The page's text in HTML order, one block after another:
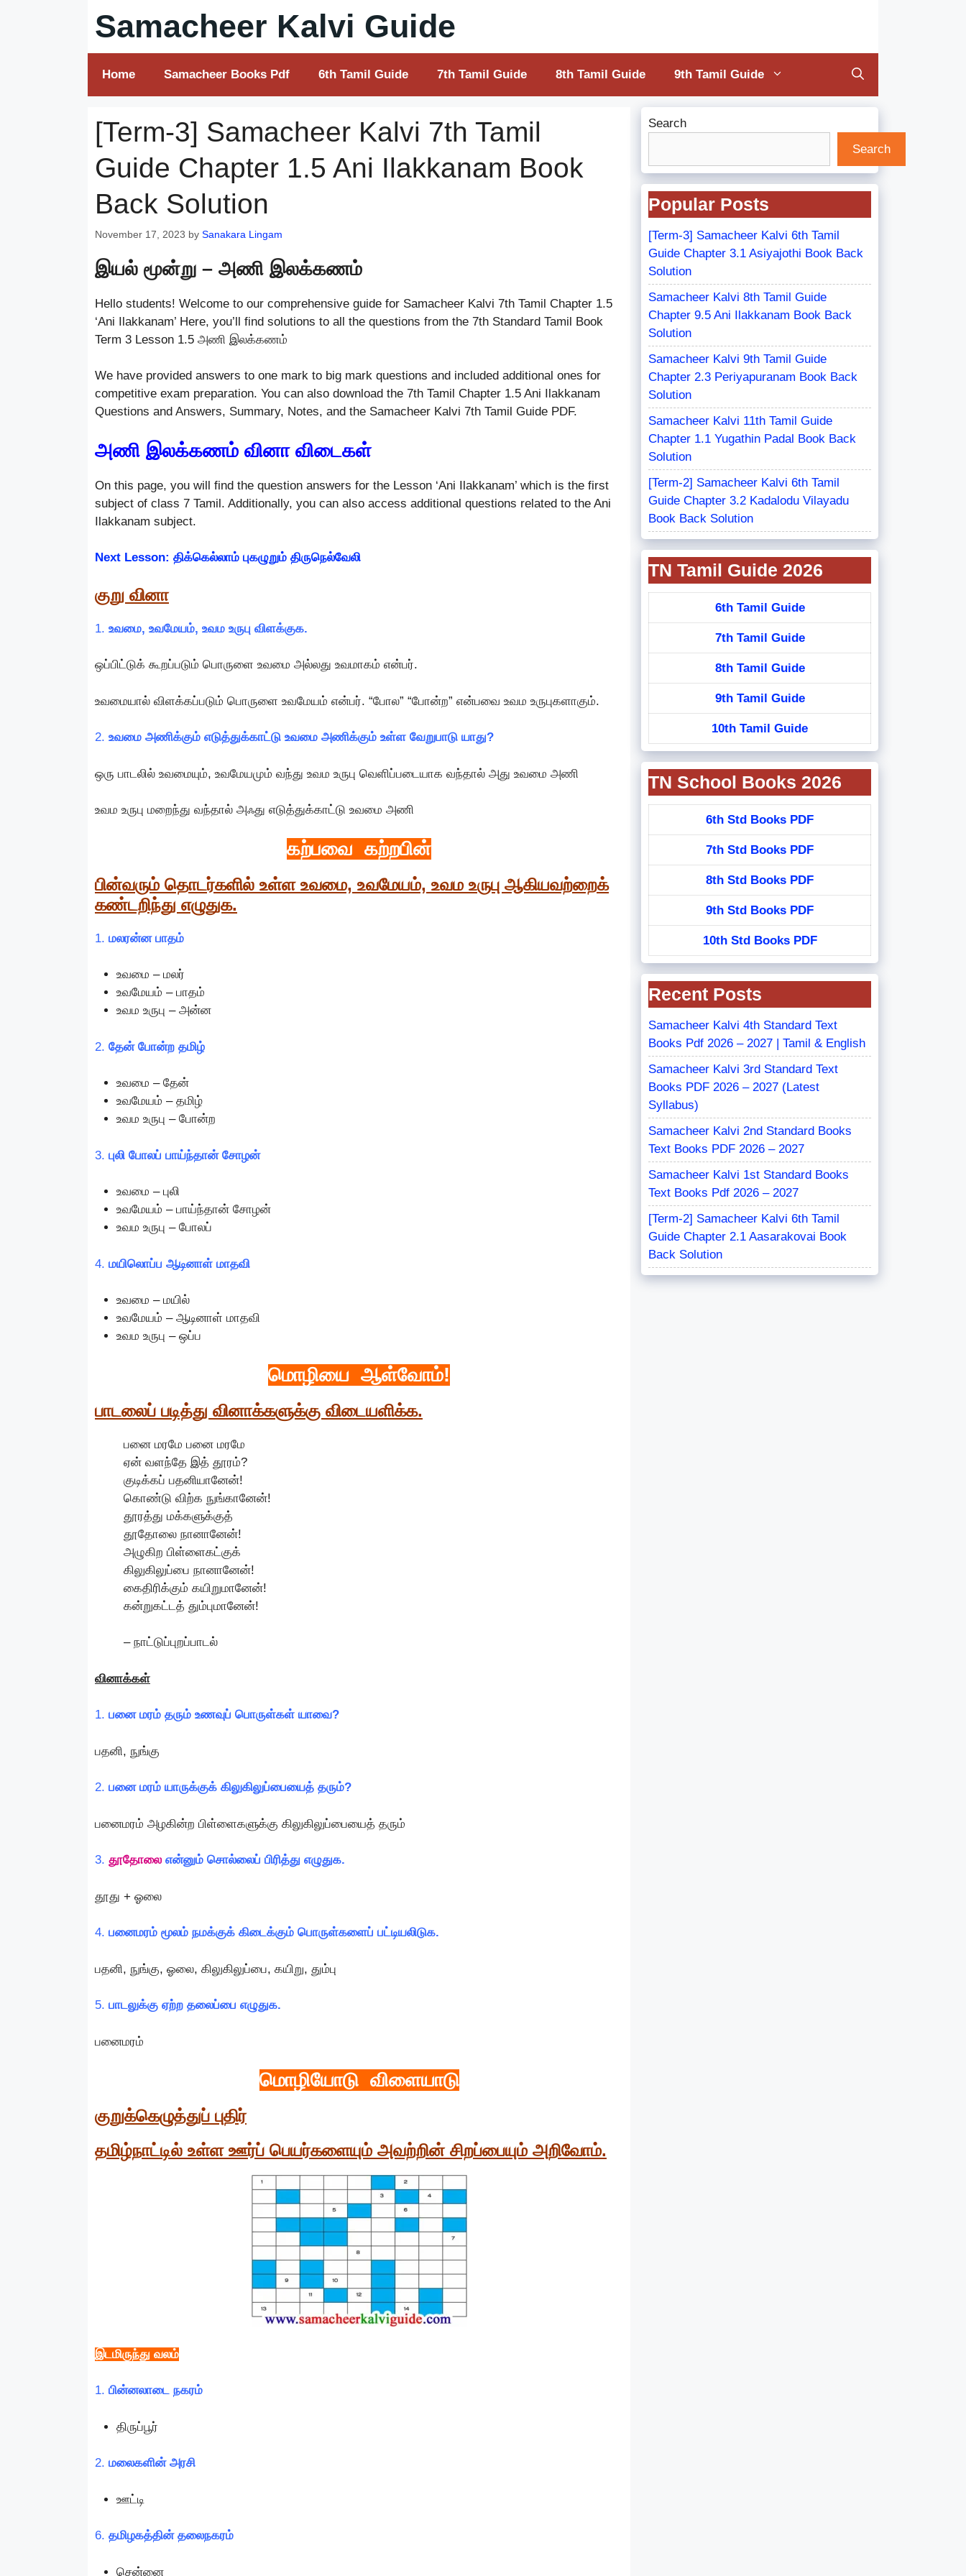
Samacheer Kalvi Guide
Home Samacheer Books Pdf 6th Tamil Guide 7th Tamil Guide 8th Tamil Guide 9th Tamil Guide
[Term-3] Samacheer Kalvi 7th Tamil
Guide Chapter 1.5 Ani Ilakkanam Book
Back Solution
November 17, 2023 by Sanakara Lingam
இயல் மூன்று – அணி இலக்கணம்
Hello students! Welcome to our comprehensive guide for Samacheer Kalvi 7th Tamil Chapter 1.5
‘Ani Ilakkanam’ Here, you’ll find solutions to all the questions from the 7th Standard Tamil Book
Term 3 Lesson 1.5 அணி இலக்கணம்
We have provided answers to one mark to big mark questions and included additional ones for
competitive exam preparation. You can also download the 7th Tamil Chapter 1.5 Ani Ilakkanam
Questions and Answers, Summary, Notes, and the Samacheer Kalvi 7th Tamil Guide PDF.
அணி இலக்கணம் வினா விடைகள்
On this page, you will find the question answers for the Lesson ‘Ani Ilakkanam’ which is the first
subject of class 7 Tamil. Additionally, you can also access additional questions related to the Ani
Ilakkanam subject.
Next Lesson: திக்கெல்லாம் புகழுறும் திருநெல்வேலி
குறு வினா
1. உவமை, உவமேயம், உவம உருபு விளக்குக.
ஒப்பிட்டுக் கூறப்படும் பொருளை உவமை அல்லது உவமாகம் என்பர்.
உவமையால் விளக்கப்படும் பொருளை உவமேயம் என்பர். “போல” “போன்ற” என்பவை உவம உருபுகளாகும்.
2. உவமை அணிக்கும் எடுத்துக்காட்டு உவமை அணிக்கும் உள்ள வேறுபாடு யாது?
ஒரு பாடலில் உவமையும், உவமேயமும் வந்து உவம உருபு வெளிப்படையாக வந்தால் அது உவமை அணி
உவம உருபு மறைந்து வந்தால் அஃது எடுத்துக்காட்டு உவமை அணி
கற்பவை கற்றபின்
பின்வரும் தொடர்களில் உள்ள உவமை, உவமேயம், உவம உருபு ஆகியவற்றைக்
கண்டறிந்து எழுதுக.
1. மலரன்ன பாதம்
உவமை – மலர்
உவமேயம் – பாதம்
உவம உருபு – அன்ன
2. தேன் போன்ற தமிழ்
உவமை – தேன்
உவமேயம் – தமிழ்
உவம உருபு – போன்ற
3. புலி போலப் பாய்ந்தான் சோழன்
உவமை – புலி
உவமேயம் – பாய்ந்தான் சோழன்
உவம உருபு – போலப்
4. மயிலொப்ப ஆடினாள் மாதவி
உவமை – மயில்
உவமேயம் – ஆடினாள் மாதவி
உவம உருபு – ஒப்ப
மொழியை ஆள்வோம்!
பாடலைப் படித்து வினாக்களுக்கு விடையளிக்க.
பனை மரமே பனை மரமே
ஏன் வளந்தே இத் தூரம்?
குடிக்கப் பதனியானேன்!
கொண்டு விற்க நுங்கானேன்!
தூரத்து மக்களுக்குத்
தூதோலை நானானேன்!
அழுகிற பிள்ளைகட்குக்
கிலுகிலுப்பை நானானேன்!
கைதிரிக்கும் கயிறுமானேன்!
கன்றுகட்டத் தும்புமானேன்!
– நாட்டுப்புறப்பாடல்
வினாக்கள்
1. பனை மரம் தரும் உணவுப் பொருள்கள் யாவை?
பதனி, நுங்கு
2. பனை மரம் யாருக்குக் கிலுகிலுப்பையைத் தரும்?
பனைமரம் அழகின்ற பிள்ளைகளுக்கு கிலுகிலுப்பையைத் தரும்
3. தூதோலை என்னும் சொல்லைப் பிரித்து எழுதுக.
தூது + ஓலை
4. பனைமரம் மூலம் நமக்குக் கிடைக்கும் பொருள்களைப் பட்டியலிடுக.
பதனி, நுங்கு, ஓலை, கிலுகிலுப்பை, கயிறு, தும்பு
5. பாடலுக்கு ஏற்ற தலைப்பை எழுதுக.
பனைமரம்
மொழியோடு விளையாடு
குறுக்கெழுத்துப் புதிர்
தமிழ்நாட்டில் உள்ள ஊர்ப் பெயர்களையும் அவற்றின் சிறப்பையும் அறிவோம்.
இடமிருந்து வலம்
1. பின்னலாடை நகரம்
திருப்பூர்
2. மலைகளின் அரசி
ஊட்டி
6. தமிழகத்தின் தலைநகரம்
சென்னை
Search
Search
Popular Posts
[Term-3] Samacheer Kalvi 6th Tamil
Guide Chapter 3.1 Asiyajothi Book Back
Solution
Samacheer Kalvi 8th Tamil Guide
Chapter 9.5 Ani Ilakkanam Book Back
Solution
Samacheer Kalvi 9th Tamil Guide
Chapter 2.3 Periyapuranam Book Back
Solution
Samacheer Kalvi 11th Tamil Guide
Chapter 1.1 Yugathin Padal Book Back
Solution
[Term-2] Samacheer Kalvi 6th Tamil
Guide Chapter 3.2 Kadalodu Vilayadu
Book Back Solution
TN Tamil Guide 2026
6th Tamil Guide
7th Tamil Guide
8th Tamil Guide
9th Tamil Guide
10th Tamil Guide
TN School Books 2026
6th Std Books PDF
7th Std Books PDF
8th Std Books PDF
9th Std Books PDF
10th Std Books PDF
Recent Posts
Samacheer Kalvi 4th Standard Text
Books Pdf 2026 – 2027 | Tamil & English
Samacheer Kalvi 3rd Standard Text
Books PDF 2026 – 2027 (Latest
Syllabus)
Samacheer Kalvi 2nd Standard Books
Text Books PDF 2026 – 2027
Samacheer Kalvi 1st Standard Books
Text Books Pdf 2026 – 2027
[Term-2] Samacheer Kalvi 6th Tamil
Guide Chapter 2.1 Aasarakovai Book
Back Solution